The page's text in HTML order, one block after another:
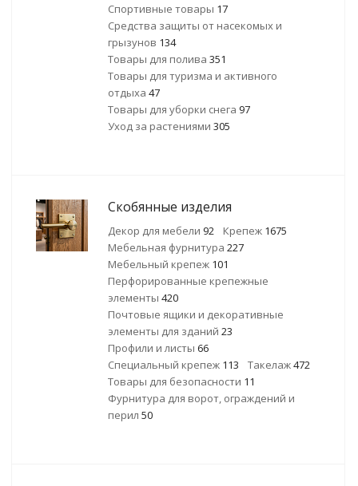
Спортивные товары 17
Средства защиты от насекомых и
грызунов 134
Товары для полива 351
Товары для туризма и активного
отдыха 47
Товары для уборки снега 97
Уход за растениями 305
Скобянные изделия
Декор для мебели 92 Крепеж 1675
Мебельная фурнитура 227
Мебельный крепеж 101
Перфорированные крепежные
элементы 420
Почтовые ящики и декоративные
элементы для зданий 23
Профили и листы 66
Специальный крепеж 113 Такелаж472
Товары для безопасности 11
Фурнитура для ворот, ограждений и
перил 50